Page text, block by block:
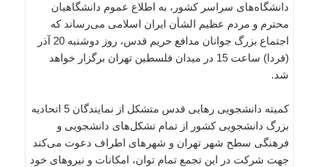
دانشگاه‌های سراسر کشور، به اطلاع عموم دانشگاهیان
محترم و مردم عظیم الشأن ایران اسلامی می‌رساند که
اجتماع بزرگ جوانان مدافع حریم قدس، روز دوشنبه 20 آذر
(فردا) ساعت 15 در میدان فلسطین تهران برگزار خواهد
شد.
کمیته دانشجویی رهایی قدس متشکل از نمایندگان 5 اتحادیه
بزرگ دانشجویی کشور از تمام تشکل‌های دانشجویی و
فرهنگی سطح شهر تهران و شهرهای اطراف دعوت می‌کند
جهت شرکت در این تجمع تمام توان، امکانات و نیروهای خود